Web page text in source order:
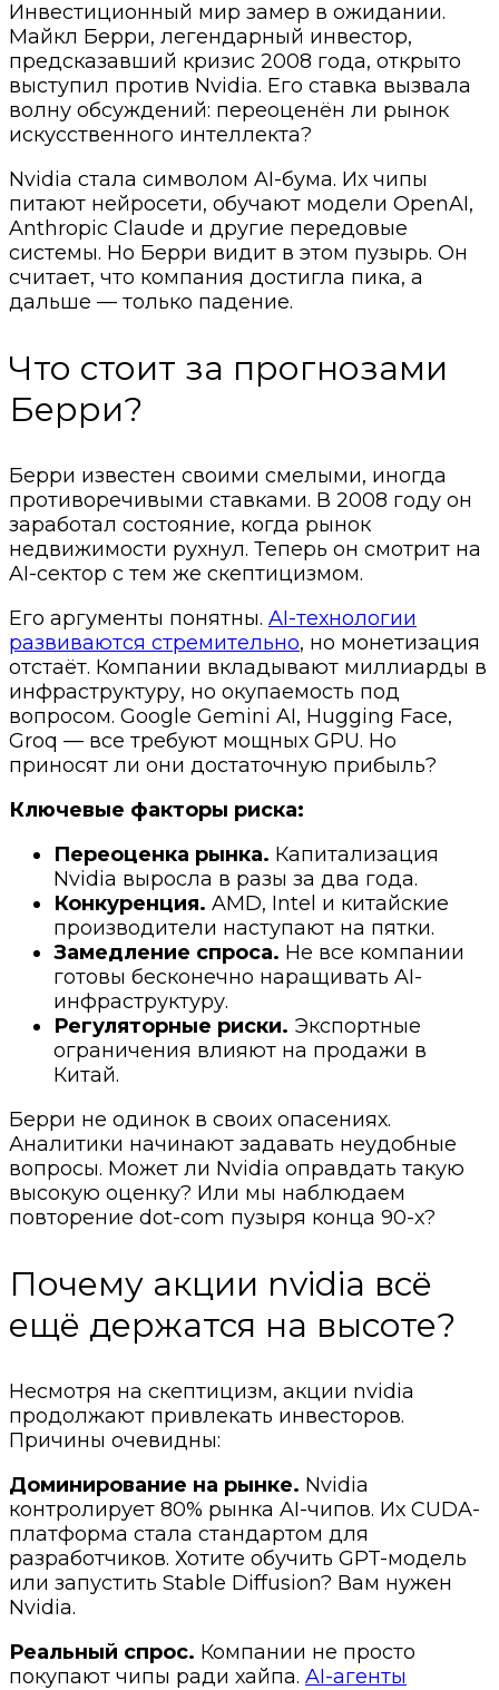
Инвестиционный мир замер в ожидании.
Майкл Берри, легендарный инвестор,
предсказавший кризис 2008 года, открыто
выступил против Nvidia. Его ставка вызвала
волну обсуждений: переоценён ли рынок
искусственного интеллекта?
Nvidia стала символом AI-бума. Их чипы
питают нейросети, обучают модели OpenAI,
Anthropic Claude и другие передовые
системы. Но Берри видит в этом пузырь. Он
считает, что компания достигла пика, а
дальше — только падение.
Что стоит за прогнозами
Берри?
Берри известен своими смелыми, иногда
противоречивыми ставками. В 2008 году он
заработал состояние, когда рынок
недвижимости рухнул. Теперь он смотрит на
AI-сектор с тем же скептицизмом.
Его аргументы понятны. AI-технологии
развиваются стремительно, но монетизация
отстаёт. Компании вкладывают миллиарды в
инфраструктуру, но окупаемость под
вопросом. Google Gemini AI, Hugging Face,
Groq — все требуют мощных GPU. Но
приносят ли они достаточную прибыль?
Ключевые факторы риска:
Переоценка рынка. Капитализация
Nvidia выросла в разы за два года.
Конкуренция. AMD, Intel и китайские
производители наступают на пятки.
Замедление спроса. Не все компании
готовы бесконечно наращивать AI-
инфраструктуру.
Регуляторные риски. Экспортные
ограничения влияют на продажи в
Китай.
Берри не одинок в своих опасениях.
Аналитики начинают задавать неудобные
вопросы. Может ли Nvidia оправдать такую
высокую оценку? Или мы наблюдаем
повторение dot-com пузыря конца 90-х?
Почему акции nvidia всё
ещё держатся на высоте?
Несмотря на скептицизм, акции nvidia
продолжают привлекать инвесторов.
Причины очевидны:
Доминирование на рынке. Nvidia
контролирует 80% рынка AI-чипов. Их CUDA-
платформа стала стандартом для
разработчиков. Хотите обучить GPT-модель
или запустить Stable Diffusion? Вам нужен
Nvidia.
Реальный спрос. Компании не просто
покупают чипы ради хайпа. AI-агенты